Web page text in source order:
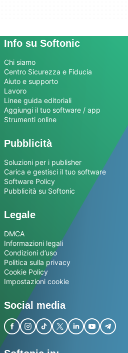
Info su Softonic
Chi siamo
Centro Sicurezza e Fiducia
Aiuto e supporto
Lavoro
Linee guida editoriali
Aggiungi il tuo software / app
Strumenti online
Pubblicità
Soluzioni per i publisher
Carica e gestisci il tuo software
Software Policy
Pubblicità su Softonic
Legale
DMCA
Informazioni legali
Condizioni d’uso
Politica sulla privacy
Cookie Policy
Impostazioni cookie
Social media